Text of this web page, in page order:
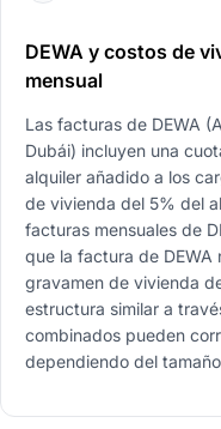
DEWA y costos de
mensual
Las facturas de DEWA
Dubái) incluyen una
alquiler añadido a los
de vivienda del 5% del
facturas mensuales de
que la factura de DEWA
gravamen de vivienda
estructura similar a
combinados pueden
dependiendo del